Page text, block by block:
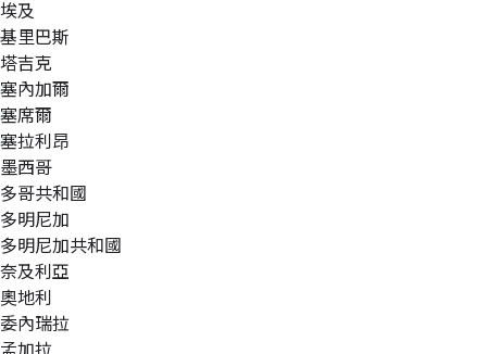
埃及
基里巴斯
塔吉克
塞內加爾
塞席爾
塞拉利昂
墨西哥
多哥共和國
多明尼加
多明尼加共和國
奈及利亞
奧地利
委內瑞拉